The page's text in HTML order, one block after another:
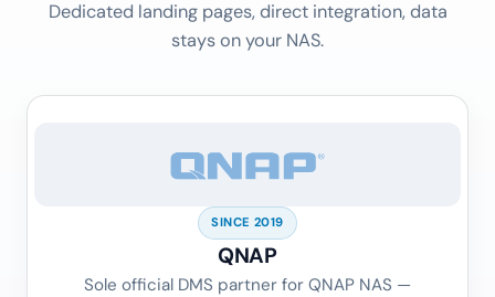
Dedicated landing pages, direct integration, data
stays on your NAS.
SINCE 2019
QNAP
Sole official DMS partner for QNAP NAS —